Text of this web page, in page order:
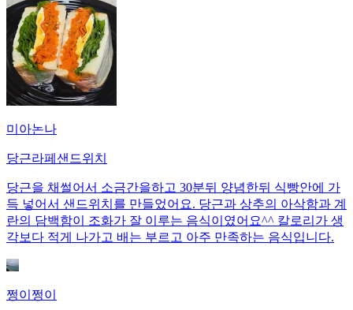
미아논나
당근라페샌드위치
당근을 채썰어서 소금간을하고 30분뒤 양념한뒤 식빵안에 가
득 넣어서 샌드위치를 만들었어요. 당근과 상추의 아삭함과 계
란의 담백함이 조화가 잘 이루는 음식이였어요^^ 칼로리가 생
각보다 적게 나가고 배는 부르고 아주 만족하는 음식입니다.
쩡이쩡이